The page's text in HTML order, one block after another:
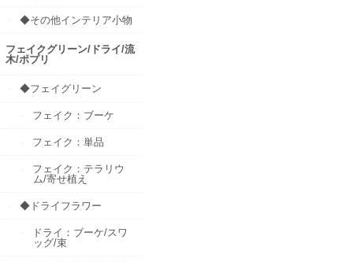
◆その他インテリア小物
フェイクグリーン/ドライ/流
木/ポプリ
◆フェイグリーン
フェイク：ブーケ
フェイク：単品
フェイク：テラリウ
ム/寄せ植え
◆ドライフラワー
ドライ：ブーケ/スワ
ッグ/束